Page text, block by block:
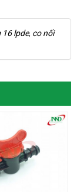
16 lpde, co nối